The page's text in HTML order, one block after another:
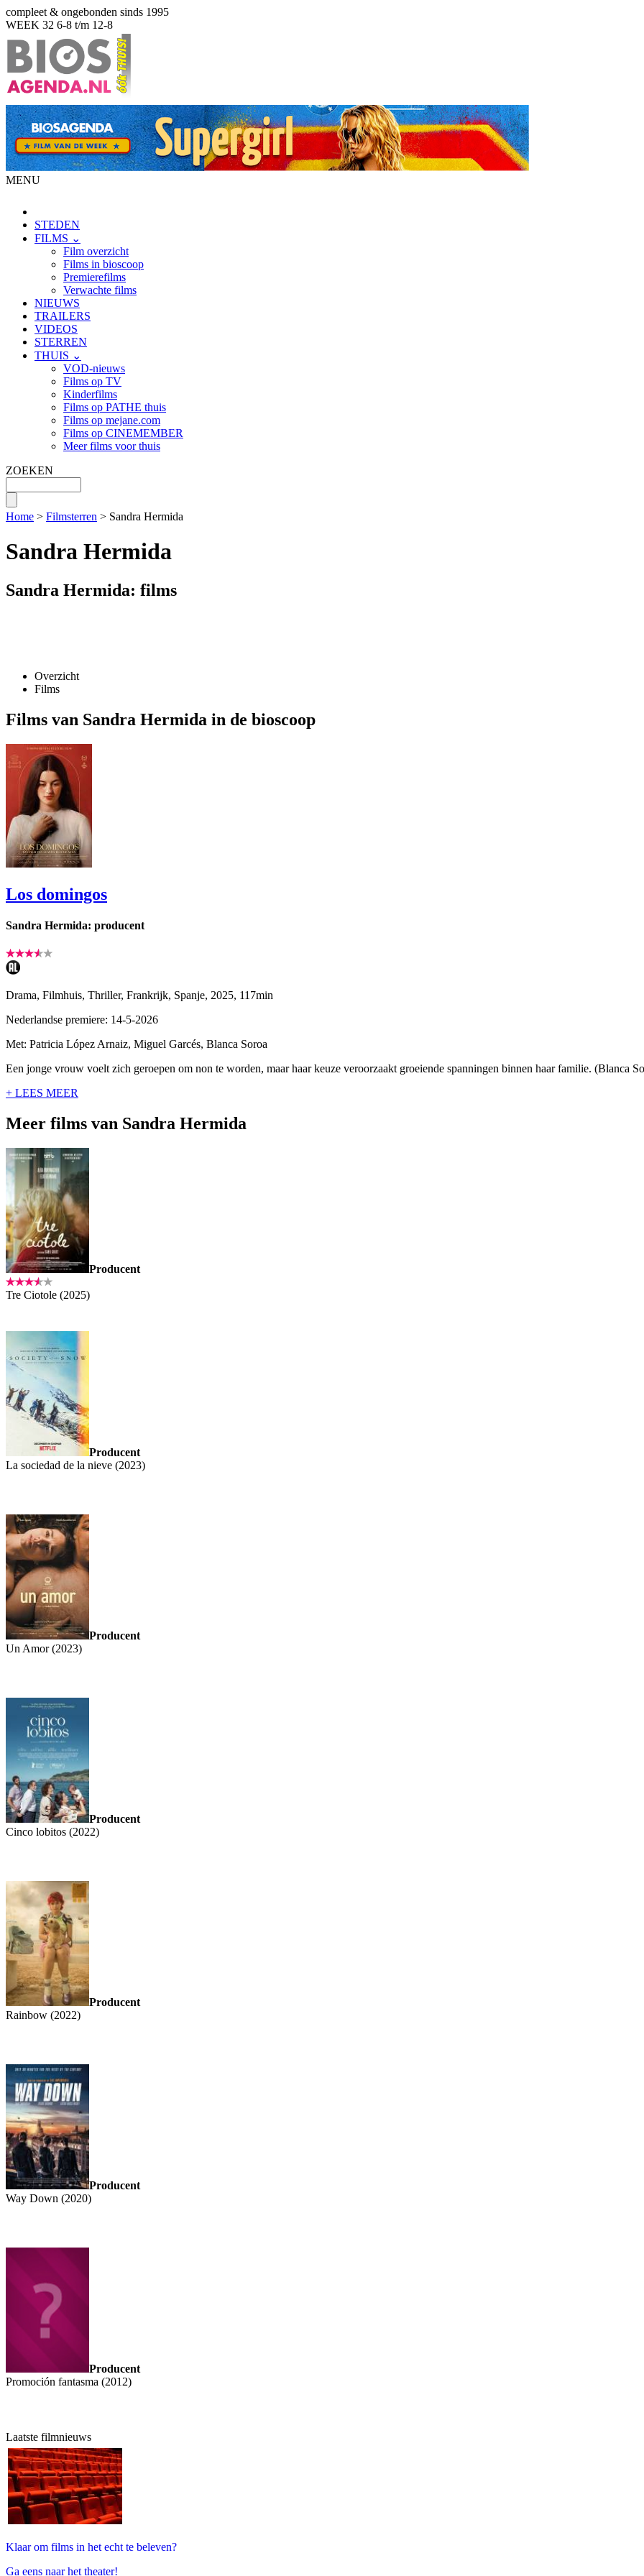
compleet & ongebonden sinds 1995
WEEK 32 6-8 t/m 12-8
MENU
STEDEN
FILMS ⌄
Film overzicht
Films in bioscoop
Premierefilms
Verwachte films
NIEUWS
TRAILERS
VIDEOS
STERREN
THUIS ⌄
VOD-nieuws
Films op TV
Kinderfilms
Films op PATHE thuis
Films op mejane.com
Films op CINEMEMBER
Meer films voor thuis
ZOEKEN
Home > Filmsterren > Sandra Hermida
Sandra Hermida
Sandra Hermida: films
Overzicht
Films
Films van Sandra Hermida in de bioscoop
Los domingos
Sandra Hermida: producent
Drama, Filmhuis, Thriller, Frankrijk, Spanje, 2025, 117min
Nederlandse premiere: 14-5-2026
Met: Patricia López Arnaiz, Miguel Garcés, Blanca Soroa
Een jonge vrouw voelt zich geroepen om non te worden, maar haar keuze veroorzaakt groeiende spanningen binnen haar familie. (Blanca
+ LEES MEER
Meer films van Sandra Hermida
Producent
Tre Ciotole (2025)
Producent
La sociedad de la nieve (2023)
Producent
Un Amor (2023)
Producent
Cinco lobitos (2022)
Producent
Rainbow (2022)
Producent
Way Down (2020)
Producent
Promoción fantasma (2012)
Laatste filmnieuws
Klaar om films in het echt te beleven?
Ga eens naar het theater!